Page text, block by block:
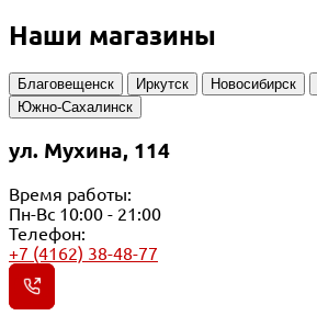
Наши магазины
Благовещенск Иркутск Новосибирск
Южно-Сахалинск
ул. Мухина, 114
Время работы:
Пн-Вс 10:00 - 21:00
Телефон:
+7 (4162) 38-48-77